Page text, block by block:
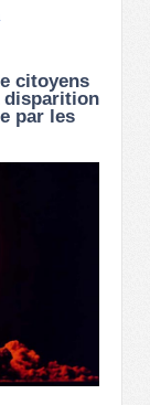
citoyens
disparition
par les